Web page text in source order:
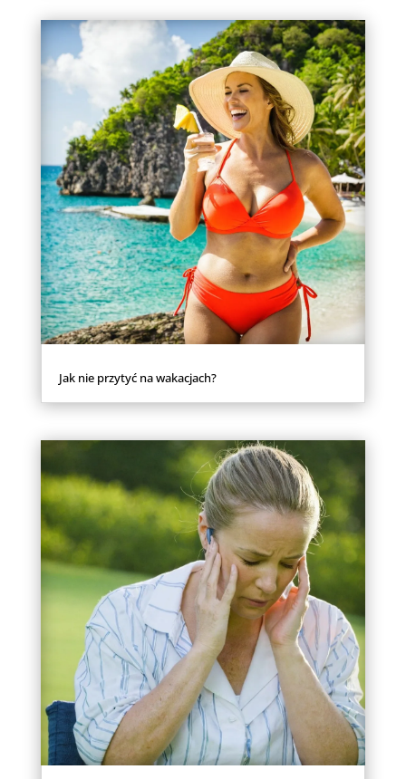
Jak nie przytyć na wakacjach?